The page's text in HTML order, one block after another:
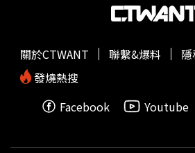
無疑是在對社會大眾公告說只要沒錢
償！以林月雪大律師的理論更是說以
的能力可以扶養我們！殺有錢人搞不
況我們還有新北市政府教育局長張明
都成郭的賠償款！因此如果可以，我
購買來源合法無誤後，將銀板完好無
效負責的辦案態度，以及民眾主動上
關於CTWANT 聯繫&爆料
發燒熱搜
Facebook
Youtube